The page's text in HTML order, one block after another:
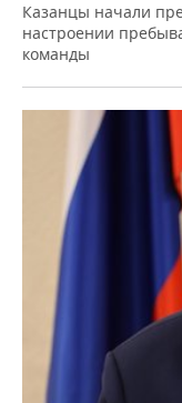
Казанцы начали
настроении
команды